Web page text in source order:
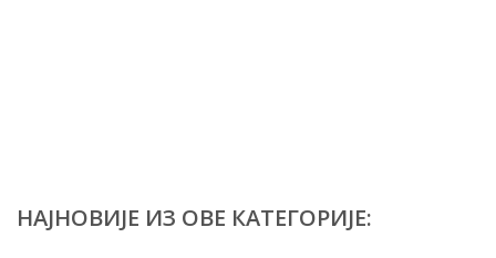
НАЈНОВИЈЕ ИЗ ОВЕ КАТЕГОРИЈЕ: